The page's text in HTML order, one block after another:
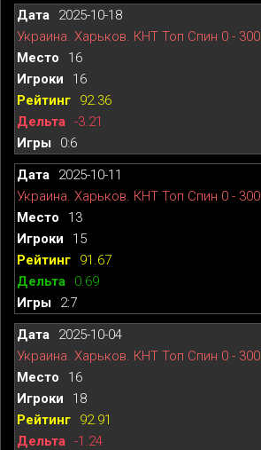
2025-10-18
Украина. Харьков. КНТ Топ Спин 0 - 300
16
16
92.36
-3.21
0:6
2025-10-11
Украина. Харьков. КНТ Топ Спин 0 - 300
13
15
91.67
0.69
2:7
2025-10-04
Украина. Харьков. КНТ Топ Спин 0 - 300
16
18
92.91
-1.24